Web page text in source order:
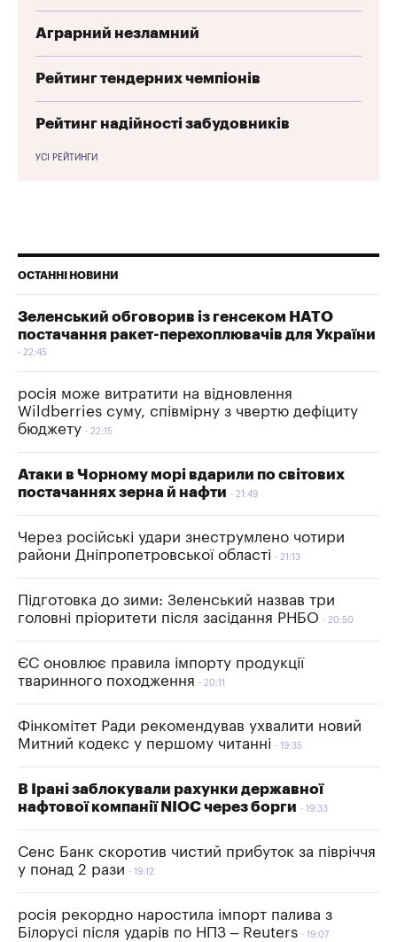
Аграрний незламний
Рейтинг тендерних чемпіонів
Рейтинг надійності забудовників
УСІ РЕЙТИНГИ
ОСТАННІ НОВИНИ
Зеленський обговорив із генсеком НАТО
постачання ракет-перехоплювачів для України
22:45
росія може витратити на відновлення
Wildberries суму, співмірну з чвертю дефіциту
бюджету
22:15
Атаки в Чорному морі вдарили по світових
постачаннях зерна й нафти
21:49
Через російські удари знеструмлено чотири
райони Дніпропетровської області
21:13
Підготовка до зими: Зеленський назвав три
головні пріоритети після засідання РНБО
20:50
ЄС оновлює правила імпорту продукції
тваринного походження
20:11
Фінкомітет Ради рекомендував ухвалити новий
Митний кодекс у першому читанні
19:35
В Ірані заблокували рахунки державної
нафтової компанії NIOC через борги
19:33
Сенс Банк скоротив чистий прибуток за півріччя
у понад 2 рази
19:12
росія рекордно наростила імпорт палива з
Білорусі після ударів по НПЗ – Reuters
19:07